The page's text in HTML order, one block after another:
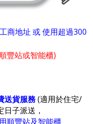
商地址 或 使用超過300
豐站或智能櫃)
送貨服務(適用於住宅/
子派送，
順豐站及智能櫃